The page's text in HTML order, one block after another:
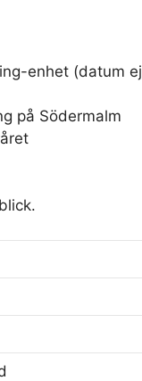
enhet (datum ej
på Södermalm